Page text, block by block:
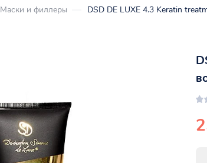
Маски и филлеры DSD DE LUXE 4.3 Keratin